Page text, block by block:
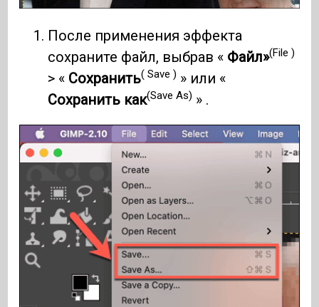
После применения эффекта
сохраните файл, выбрав « Файл»(File )
> « Сохранить( Save ) » или «
Сохранить как(Save As) » .